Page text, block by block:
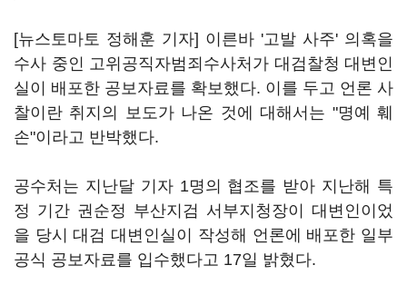
[뉴스토마토 정해훈 기자] 이른바 '고발 사주' 의혹을
수사 중인 고위공직자범죄수사처가 대검찰청 대변인
실이 배포한 공보자료를 확보했다. 이를 두고 언론 사
찰이란 취지의 보도가 나온 것에 대해서는 "명예 훼
손"이라고 반박했다.
공수처는 지난달 기자 1명의 협조를 받아 지난해 특
정 기간 권순정 부산지검 서부지청장이 대변인이었
을 당시 대검 대변인실이 작성해 언론에 배포한 일부
공식 공보자료를 입수했다고 17일 밝혔다.